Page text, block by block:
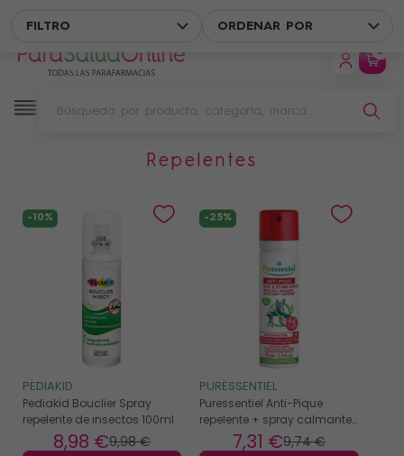
0
ORDENAR POR
FILTRO
repelentes
-10%
PEDIAKID
Pediakid Bouclier Spray
repelente de insectos 100ml
9,98 €
8,98 €
-25%
PURESSENTIEL
Puressentiel Anti-Pique
repelente + spray calmante
9,74 €
7,31 €